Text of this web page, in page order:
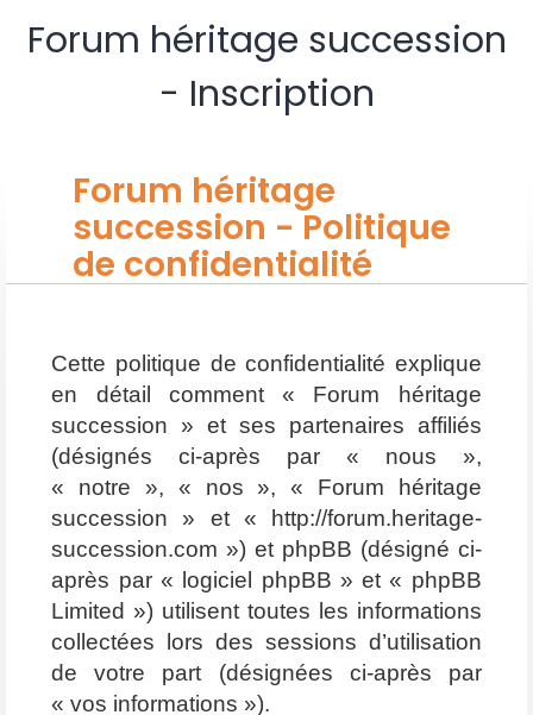
Forum héritage succession
- Inscription
Forum héritage
succession - Politique
de confidentialité
Cette politique de confidentialité explique
en détail comment « Forum héritage
succession » et ses partenaires affiliés
(désignés ci-après par « nous »,
« notre », « nos », « Forum héritage
succession » et « http://forum.heritage-
succession.com ») et phpBB (désigné ci-
après par « logiciel phpBB » et « phpBB
Limited ») utilisent toutes les informations
collectées lors des sessions d’utilisation
de votre part (désignées ci-après par
« vos informations »).